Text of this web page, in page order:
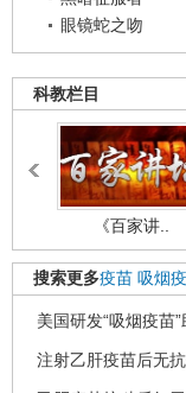
眼镜蛇之吻
科教栏目
《百家讲..
搜索更多疫苗 吸烟
美国研发“吸烟疫苗
注射乙肝疫苗后无